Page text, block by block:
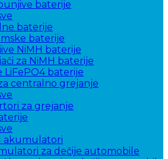
baterije
baterije
baterije
NiMH baterije
za NiMH baterije
LiFePO4 baterije
centralno grejanje
za grejanje
akumulatori
za dečije automobile